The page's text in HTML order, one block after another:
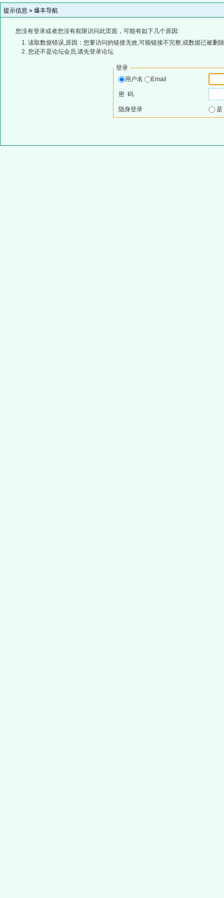
提示信息 » 爆丰导航
您没有登录或者您没有权限访问此页面，可能有如下几个原因:
读取数据错误,原因：您要访问的链接无效,可能链接不完整,或数据已被删
您还不是论坛会员,请先登录论坛
登录
用户名
Email
密 码
隐身登录